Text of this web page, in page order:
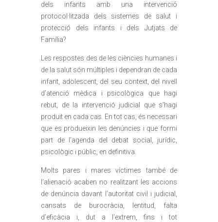
dels infants amb una intervenció
protocol·litzada dels sistemes de salut i
protecció dels infants i dels Jutjats de
Família?
Les respostes des de les ciències humanes i
de la salut són múltiples i dependran de cada
infant, adolescent, del seu context, del nivell
d’atenció mèdica i psicològica que hagi
rebut, de la intervenció judicial que s’hagi
produït en cada cas. En tot cas, és necessari
que es produeixin les denúncies i que formi
part de l’agenda del debat social, jurídic,
psicològic i públic, en definitiva.
Molts pares i mares víctimes també de
l’alienació acaben no realitzant les accions
de denúncia davant l’autoritat civil i judicial,
cansats de burocràcia, lentitud, falta
d’eficàcia i, dut a l’extrem, fins i tot